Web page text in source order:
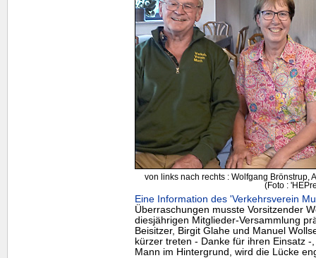
von links nach rechts : Wolfgang Brönstrup,
(Foto :
Eine Information des 'Verkehrsverein
Überraschungen musste Vorsitzender
diesjährigen Mitglieder-Versammlung
Beisitzer, Birgit Glahe und Manuel
kürzer treten - Danke für ihren Einsatz
Mann im Hintergrund, wird die Lücke